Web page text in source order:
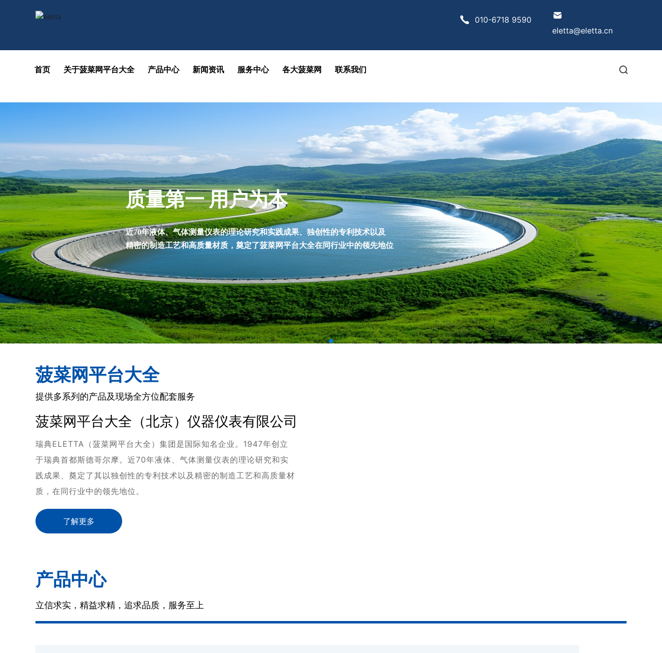
各大菠菜网
010-6718 9590
eletta@eletta.cn
首页 关于菠菜网平台大全 产品中心 新闻资讯 服务中心 各大菠菜网 联系我们
质量第一 用户为本
近70年液体、气体测量仪表的理论研究和实践成果、独创性的专利技术以及
精密的制造工艺和高质量材质，奠定了菠菜网平台大全在同行业中的领先地位
菠菜网平台大全
提供多系列的产品及现场全方位配套服务
菠菜网平台大全（北京）仪器仪表有限公司
瑞典ELETTA（菠菜网平台大全）集团是国际知名企业。1947年创立
于瑞典首都斯德哥尔摩。 近70年液体、气体测量仪表的理论研究和实
践成果、奠定了其以独创性的专利技术以及精密的制造工艺和高质量材
质，在同行业中的领先地位。
了解更多
产品中心
立信求实，精益求精，追求品质，服务至上